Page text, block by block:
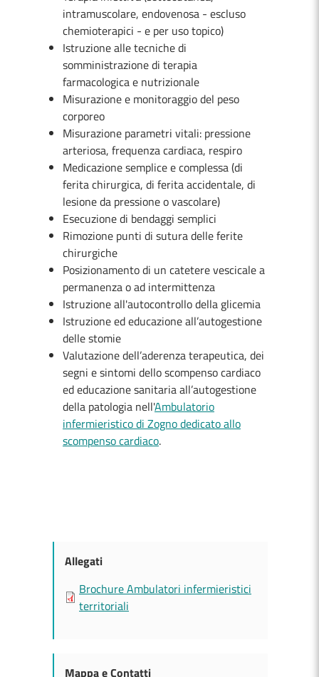
intramuscolare, endovenosa - escluso
chemioterapici - e per uso topico)
Istruzione alle tecniche di
somministrazione di terapia
farmacologica e nutrizionale
Misurazione e monitoraggio del peso
corporeo
Misurazione parametri vitali: pressione
arteriosa, frequenza cardiaca, respiro
Medicazione semplice e complessa (di
ferita chirurgica, di ferita accidentale, di
lesione da pressione o vascolare)
Esecuzione di bendaggi semplici
Rimozione punti di sutura delle ferite
chirurgiche
Posizionamento di un catetere vescicale a
permanenza o ad intermittenza
Istruzione all'autocontrollo della glicemia
Istruzione ed educazione all’autogestione
delle stomie
Valutazione dell’aderenza terapeutica, dei
segni e sintomi dello scompenso cardiaco
ed educazione sanitaria all’autogestione
della patologia nell'Ambulatorio
infermieristico di Zogno dedicato allo
scompenso cardiaco.
Allegati
Brochure Ambulatori infermieristici
territoriali
Mappa e Contatti